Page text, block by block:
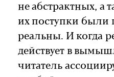
не абстрактных, а
их поступки
реальны. И когда
действует в
читатель